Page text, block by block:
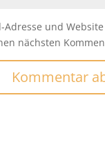
Adresse und
nächsten